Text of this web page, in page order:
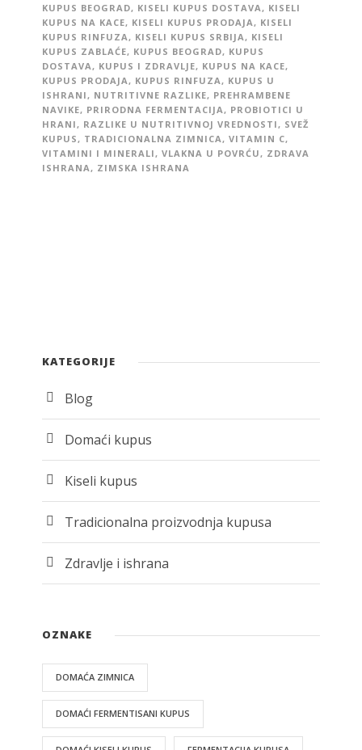
KUPUS BEOGRAD, KISELI KUPUS DOSTAVA , KISELI
KUPUS NA KACE, KISELI KUPUS PRODAJA , KISELI
KUPUS RINFUZA , KISELI KUPUS SRBIJA , KISELI
KUPUS ZABLAĆE, KUPUS BEOGRAD, KUPUS
DOSTAVA , KUPUS I ZDRAVLJE, KUPUS NA KACE,
KUPUS PRODAJA , KUPUS RINFUZA , KUPUS U
ISHRANI , NUTRITIVNE RAZLIKE, PREHRAMBENE
NAVIKE, PRIRODNA FERMENTACIJA , PROBIOTICI U
HRANI , RAZLIKE U NUTRITIVNOJ VREDNOSTI , SVEŽ
KUPUS , TRADICIONALNA ZIMNICA , VITAMIN C,
VITAMINI I MINERALI , VLAKNA U POVRĆU , ZDRAVA
ISHRANA , ZIMSKA ISHRANA
KATEGORIJE
Blog
Domaći kupus
Kiseli kupus
Tradicionalna proizvodnja kupusa
Zdravlje i ishrana
OZNAKE
DOMAĆA ZIMNICA
DOMAĆI FERMENTISANI KUPUS